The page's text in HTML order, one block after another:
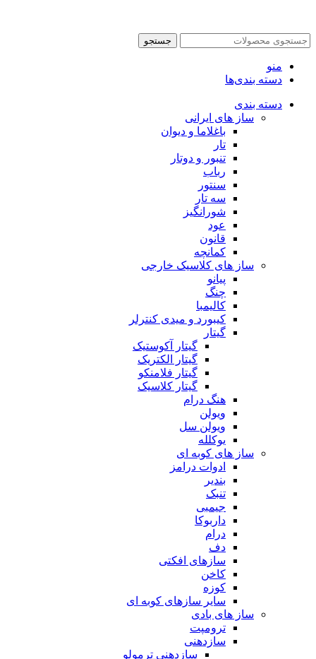
جستجو
منو
دسته بندی‌ها
دسته بندی
ساز های ایرانی
باغلاما و دیوان
تار
تنبور و دوتار
رباب
سنتور
سه تار
شورانگیز
عود
قانون
کمانچه
ساز های کلاسیک خارجی
پیانو
چنگ
کالیمبا
کیبورد و میدی کنترلر
گیتار
گیتار آکوستیک
گیتار الکتریک
گیتار فلامنکو
گیتار کلاسیک
هنگ درام
ویولن
ویولن سل
یوکلله
ساز های کوبه ای
ادوات درامز
بندیر
تنبک
جیمبی
داربوکا
درام
دف
سازهای افکتی
کاخن
کوزه
سایر سازهای کوبه ای
ساز های بادی
ترومپت
سازدهنی
سازدهنی ترمولو